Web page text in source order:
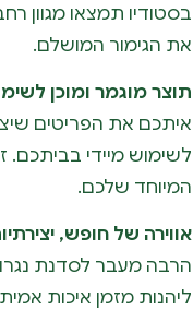
בסטודיו תמצאו מגוון
את הגימור המושלם.
תוצר מוגמר ומוכן
איתכם את הפריטים
לשימוש מיידי בביתכם.
המיוחד שלכם.
אווירה של חופש,
הרבה מעבר לסדנת
ליהנות מזמן איכות